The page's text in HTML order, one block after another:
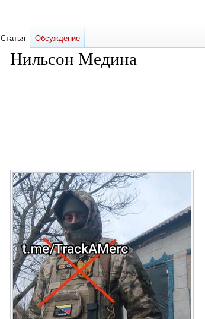
Нильсон Медина
Статья Обсуждение